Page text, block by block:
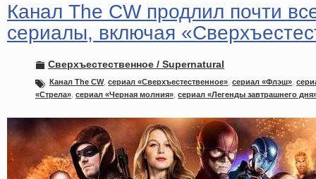
Канал The CW продлил почти
сериалы, включая
Сверхъестественное / Supernatural
Канал The CW, сериал «Сверхъестественное» сериал «Флэш»
«Стрела» сериал «Черная молния» сериал «Легенды завтрашнего